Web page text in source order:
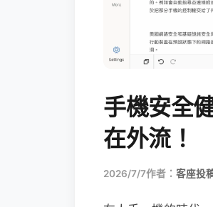
手機安全
在外流！
2026/7/7作者： 客座投